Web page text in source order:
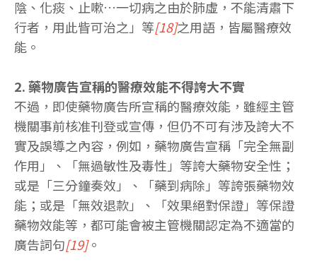
陰、化痰、止嗽…一切病之由於肺虛，不能清肅下
行者，用此眥可治之」等[18]之用語，皆屬醫療效
能。
2. 藥物廣告宣稱的醫療效能不得誇大不實
不過，即使藥物廣告所宣稱的醫療效能，雖經主管
機關事前核准刊登或宣傳，但仍不可有涉及誇大不
實及誤導之內容，例如，藥物廣告宣稱「完全無副
作用」、「無過敏性及毒性」等誇大藥物安全性；
或是「三分鐘奏效」、「藥到病除」等誇張藥物效
能；或是「無效退款」、「效果絕對保證」等保證
藥物效能等，都可能會被主管機關認定為不適當的
廣告詞句[19]。